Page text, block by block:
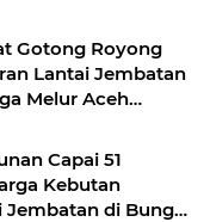
Gotong Royong
Lantai Jembatan
Melur Aceh
Capai 51
Kebutan
Jembatan di Bunga